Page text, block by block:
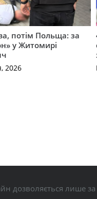
потім Польща: за
у Житомирі
2026
дозволяється лише